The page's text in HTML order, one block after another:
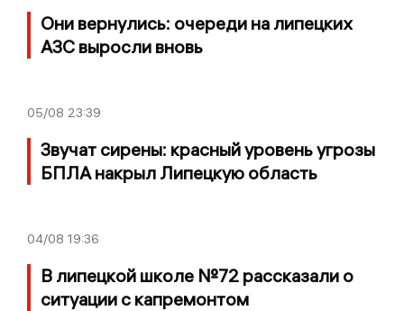
Они вернулись: очереди на липецких
АЗС выросли вновь
05/08 23:39
Звучат сирены: красный уровень угрозы
БПЛА накрыл Липецкую область
04/08 19:36
В липецкой школе №72 рассказали о
ситуации с капремонтом